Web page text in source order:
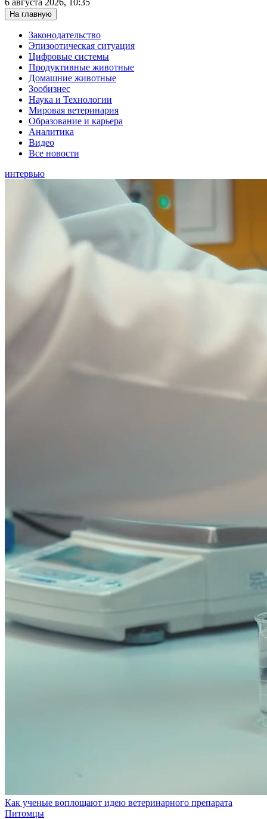
На главную
Законодательство
Эпизоотическая ситуация
Цифровые системы
Продуктивные животные
Домашние животные
Зообизнес
Наука и Технологии
Мировая ветеринария
Образование и карьера
Аналитика
Видео
Все новости
интервью
Как ученые воплощают идею ветеринарного препарата
Питомцы